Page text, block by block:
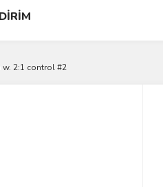
w. 2:1 control #2